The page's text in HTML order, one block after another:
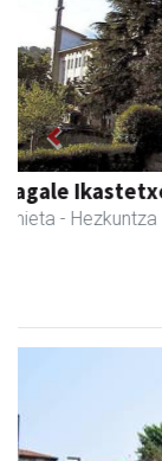
Magale
Urnieta -
Previous